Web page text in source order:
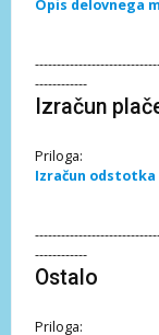
Opis delovnega
------------
Izračun
Priloga:
Izračun
------------
Ostalo
Priloga: